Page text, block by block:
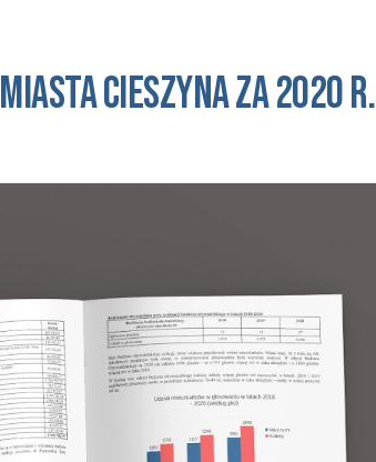
miasta cieszyna za 2020 r.